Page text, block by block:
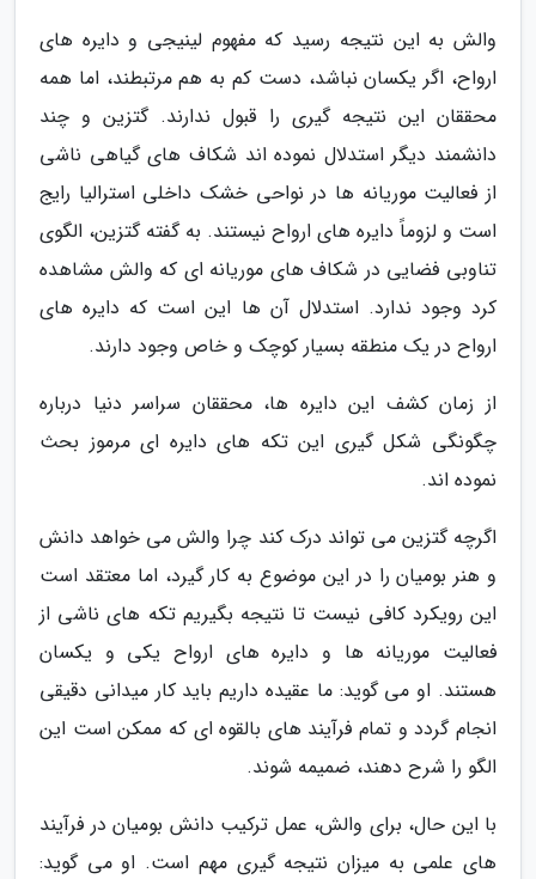
والش به این نتیجه رسید که مفهوم لینیجی و دایره های
ارواح، اگر یکسان نباشد، دست کم به هم مرتبطند، اما همه
محققان این نتیجه گیری را قبول ندارند. گتزین و چند
دانشمند دیگر استدلال نموده اند شکاف های گیاهی ناشی
از فعالیت موریانه ها در نواحی خشک داخلی استرالیا رایج
است و لزوماً دایره های ارواح نیستند. به گفته گتزین، الگوی
تناوبی فضایی در شکاف های موریانه ای که والش مشاهده
کرد وجود ندارد. استدلال آن ها این است که دایره های
ارواح در یک منطقه بسیار کوچک و خاص وجود دارند.
از زمان کشف این دایره ها، محققان سراسر دنیا درباره
چگونگی شکل گیری این تکه های دایره ای مرموز بحث
نموده اند.
اگرچه گتزین می تواند درک کند چرا والش می خواهد دانش
و هنر بومیان را در این موضوع به کار گیرد، اما معتقد است
این رویکرد کافی نیست تا نتیجه بگیریم تکه های ناشی از
فعالیت موریانه ها و دایره های ارواح یکی و یکسان
هستند. او می گوید: ما عقیده داریم باید کار میدانی دقیقی
انجام گردد و تمام فرآیند های بالقوه ای که ممکن است این
الگو را شرح دهند، ضمیمه شوند.
با این حال، برای والش، عمل ترکیب دانش بومیان در فرآیند
های علمی به میزان نتیجه گیری مهم است. او می گوید: